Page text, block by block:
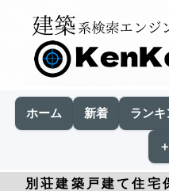
ホーム 新着 ランキ
別荘建築戸建て住宅